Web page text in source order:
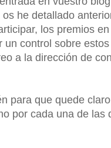
he detallado
los premios
un control sobre
a la dirección de
para que quede
por cada una de las